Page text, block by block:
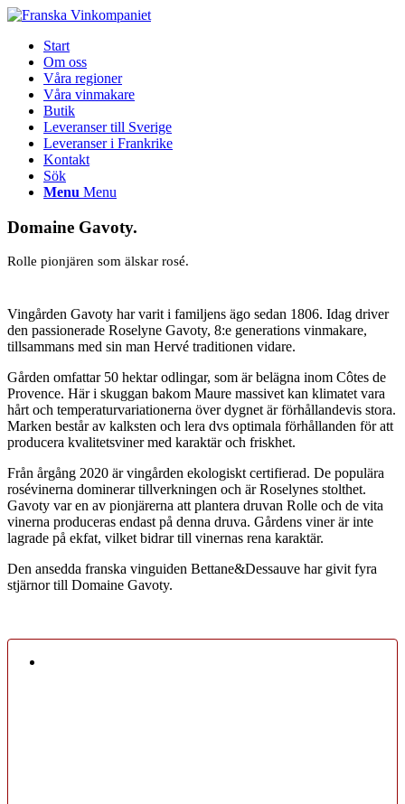
Start
Om oss
Våra regioner
Våra vinmakare
Butik
Leveranser till Sverige
Leveranser i Frankrike
Kontakt
Sök
Menu Menu
Domaine Gavoty.
Rolle pionjären som älskar rosé.
Vingården Gavoty har varit i familjens ägo sedan 1806. Idag driver
den passionerade Roselyne Gavoty, 8:e generations vinmakare,
tillsammans med sin man Hervé traditionen vidare.
Gården omfattar 50 hektar odlingar, som är belägna inom Côtes de
Provence. Här i skuggan bakom Maure massivet kan klimatet vara
hårt och temperaturvariationerna över dygnet är förhållandevis stora.
Marken består av kalksten och lera dvs optimala förhållanden för att
producera kvalitetsviner med karaktär och friskhet.
Från årgång 2020 är vingården ekologiskt certifierad. De populära
rosévinerna dominerar tillverkningen och är Roselynes stolthet.
Gavoty var en av pionjärerna att plantera druvan Rolle och de vita
vinerna produceras endast på denna druva. Gårdens viner är inte
lagrade på ekfat, vilket bidrar till vinernas rena karaktär.
Den ansedda franska vinguiden Bettane&Dessauve har givit fyra
stjärnor till Domaine Gavoty.